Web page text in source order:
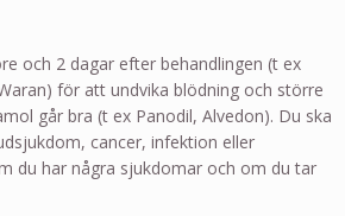
och 2 dagar efter behandlingen (t ex
för att undvika blödning och större
går bra (t ex Panodil, Alvedon). Du ska
cancer, infektion eller
du har några sjukdomar och om du tar